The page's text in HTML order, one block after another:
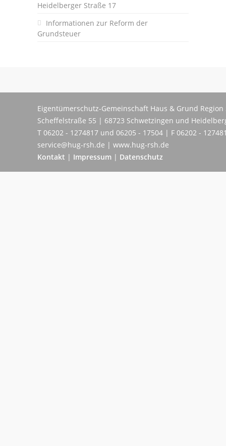
Heidelberger Straße 17
Informationen zur Reform der
Grundsteuer
Eigentümerschutz-Gemeinschaft Haus & Grund
Scheffelstraße 55 | 68723 Schwetzingen und
T 06202 - 1274817 und 06205 - 17504 | F 06202 -
service@hug-rsh.de | www.hug-rsh.de
Kontakt | Impressum | Datenschutz